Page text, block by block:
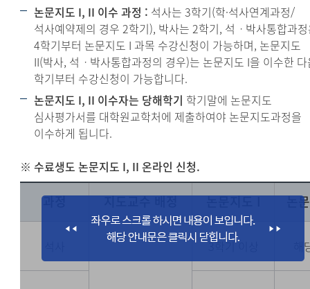
논문지도 I, II 이수 과정 : 석사는 3학기(학·석사연계과정/
석사예약제의 경우 2학기), 박사는 2학기, 석ㆍ박사통합과
4학기부터 논문지도 I 과목 수강신청이 가능하며, 논문지도
II(박사, 석ㆍ박사통합과정의 경우)는 논문지도 I을 이수한
학기부터 수강신청이 가능합니다.
논문지도 I, II 이수자는 당해학기 학기말에 논문지도
심사평가서를 대학원교학처에 제출하여야 논문지도과정을
이수하게 됩니다.
※ 수료생도 논문지도 I, II 온라인 신청.
과정 지도교수 배정 논문지도 I 논
3학기 이상